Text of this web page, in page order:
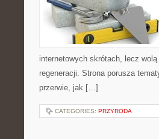
internetowych skrótach, lecz
regeneracji. Strona porusza
przerwie, jak […]
CATEGORIES: PRZYRODA